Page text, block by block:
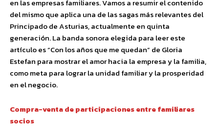
en las empresas familiares. Vamos a resumir el contenido
del mismo que aplica una de las sagas más relevantes del
Principado de Asturias, actualmente en quinta
generación. La banda sonora elegida para leer este
artículo es “Con los años que me quedan” de Gloria
Estefan para mostrar el amor hacia la empresa y la familia,
como meta para lograr la unidad familiar y la prosperidad
en el negocio.
Compra-venta de participaciones entre familiares
socios